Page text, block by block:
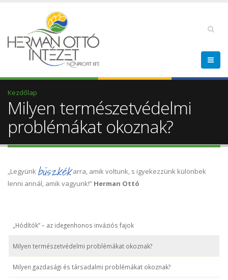
Kezdőlap
Milyen természetvédelmi
problémákat okoznak?
„Legyünk büszkékarra, amik voltunk, s igyekezzünk különbek
lenni annál, amik vagyunk!” Herman Ottó
„Hódítók” – az idegenhonos inváziós fajok
Milyen természetvédelmi problémákat okoznak?
Milyen gazdasági és társadalmi problémákat okoznak?